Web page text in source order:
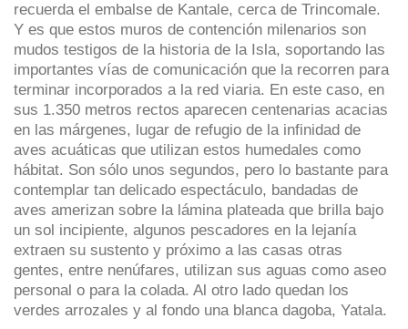
recuerda el embalse de Kantale, cerca de Trincomale.
Y es que estos muros de contención milenarios son
mudos testigos de la historia de la Isla, soportando las
importantes vías de comunicación que la recorren para
terminar incorporados a la red viaria. En este caso, en
sus 1.350 metros rectos aparecen centenarias acacias
en las márgenes, lugar de refugio de la infinidad de
aves acuáticas que utilizan estos humedales como
hábitat. Son sólo unos segundos, pero lo bastante para
contemplar tan delicado espectáculo, bandadas de
aves amerizan sobre la lámina plateada que brilla bajo
un sol incipiente, algunos pescadores en la lejanía
extraen su sustento y próximo a las casas otras
gentes, entre nenúfares, utilizan sus aguas como aseo
personal o para la colada. Al otro lado quedan los
verdes arrozales y al fondo una blanca dagoba, Yatala.